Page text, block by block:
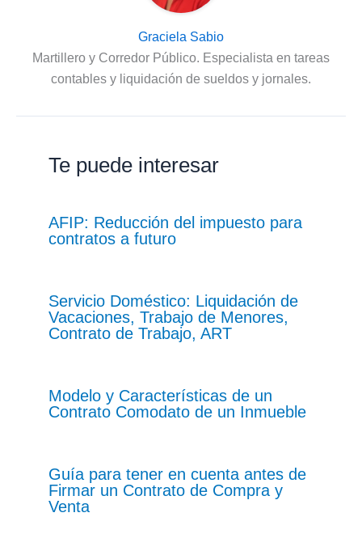
Graciela Sabio
Martillero y Corredor Público. Especialista en tareas
contables y liquidación de sueldos y jornales.
Te puede interesar
AFIP: Reducción del impuesto para
contratos a futuro
Servicio Doméstico: Liquidación de
Vacaciones, Trabajo de Menores,
Contrato de Trabajo, ART
Modelo y Características de un
Contrato Comodato de un Inmueble
Guía para tener en cuenta antes de
Firmar un Contrato de Compra y
Venta